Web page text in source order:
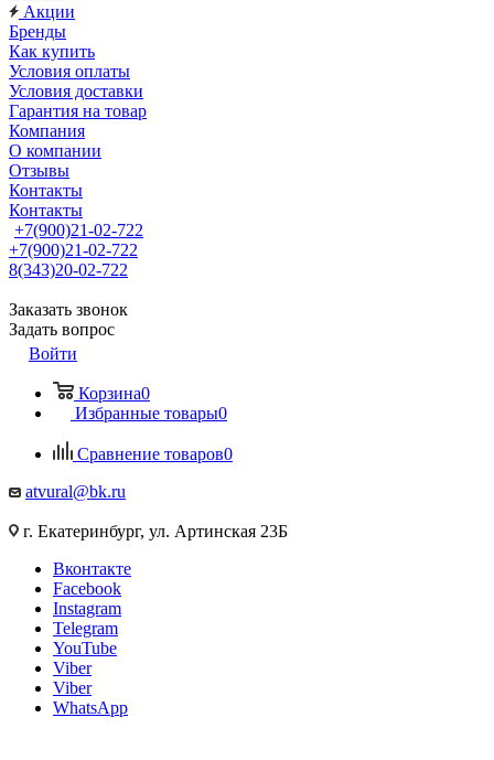
Акции
Бренды
Как купить
Условия оплаты
Условия доставки
Гарантия на товар
Компания
О компании
Отзывы
Контакты
Контакты
+7(900)21-02-722
+7(900)21-02-722
8(343)20-02-722
Заказать звонок
Задать вопрос
Войти
Корзина0
Избранные товары0
Сравнение товаров0
atvural@bk.ru
г. Екатеринбург, ул. Артинская 23Б
Вконтакте
Facebook
Instagram
Telegram
YouTube
Viber
Viber
WhatsApp